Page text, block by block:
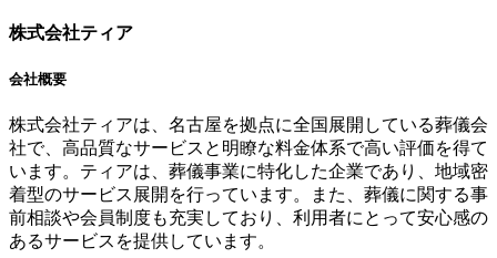
株式会社ティア
会社概要
株式会社ティアは、名古屋を拠点に全国展開している葬儀会
社で、高品質なサービスと明瞭な料金体系で高い評価を得て
います。ティアは、葬儀事業に特化した企業であり、地域密
着型のサービス展開を行っています。また、葬儀に関する事
前相談や会員制度も充実しており、利用者にとって安心感の
あるサービスを提供しています。